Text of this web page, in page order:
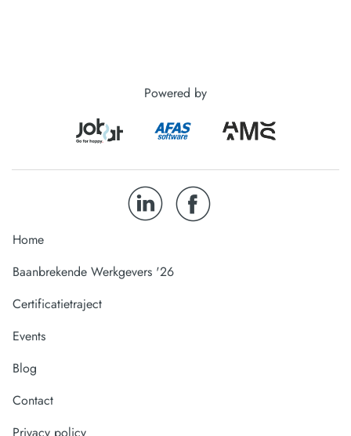
Powered by
Home
Baanbrekende Werkgevers '26
Certificatietraject
Events
Blog
Contact